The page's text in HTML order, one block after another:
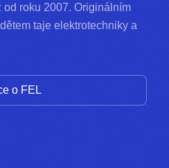
roku 2007. Originálním
taje elektrotechniky a
o FEL